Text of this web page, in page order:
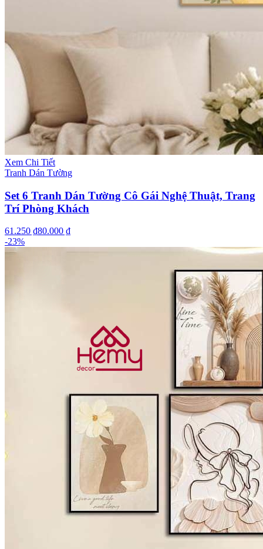
Xem Chi Tiết
Tranh Dán Tường
Set 6 Tranh Dán Tường Cô Gái Nghệ Thuật, Trang
Trí Phòng Khách
61.250 ₫80.000 ₫
-23%